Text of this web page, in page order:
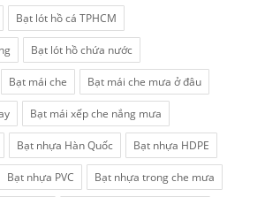
Bạt lót hồ cá TPHCM
Bạt lót hồ chứa nước
Bạt mái che Bạt mái che mưa ở đâu
Bạt mái xếp che nắng mưa
Bạt nhựa Hàn Quốc Bạt nhựa HDPE
Bạt nhựa PVC Bạt nhựa trong che mưa